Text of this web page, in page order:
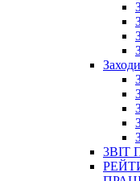
Заходи
3BIT